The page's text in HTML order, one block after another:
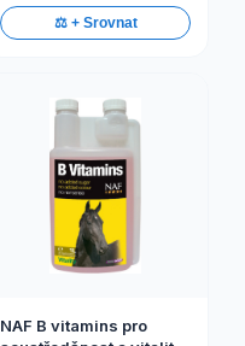
⚖️ + Srovnat
NAF B vitamins pro